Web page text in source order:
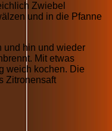
Zwiebel
und in die Pfanne
und hin und wieder
Mit etwas
weich kochen. Die
Zitronensaft